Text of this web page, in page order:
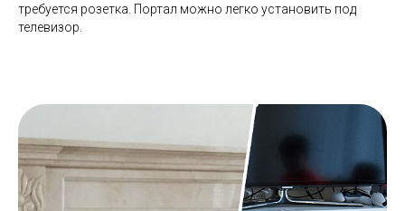
требуется розетка. Портал можно легко установить под
телевизор.